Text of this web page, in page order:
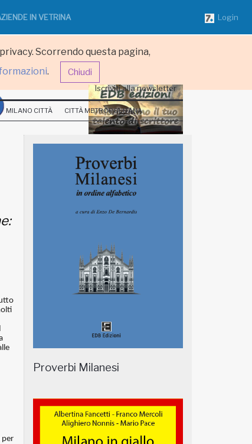
Scorrendo questa pagina,
. Chiudi
IN VETRINA Login
Iscriviti alla newsletter
MILANO CITTÀ CITTÀ METROPOLITANA
per
Proverbi Milanesi